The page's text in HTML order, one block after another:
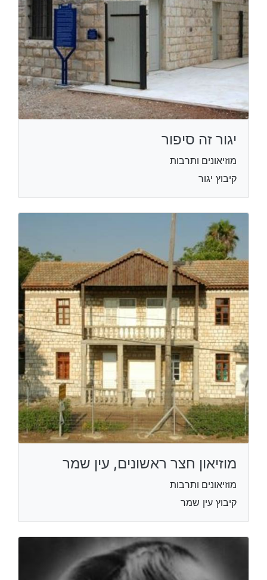
יגור זה סיפור
מוזיאונים ותרבות
קיבוץ יגור
מוזיאון חצר ראשונים, עין שמר
מוזיאונים ותרבות
קיבוץ עין שמר